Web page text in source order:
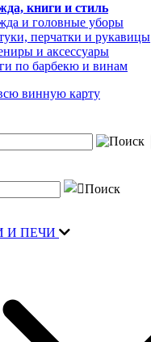
книги и стиль
и головные уборы
перчатки и рукавицы
и аксессуары
по барбекю и винам
винную карту
И ПЕЧИ